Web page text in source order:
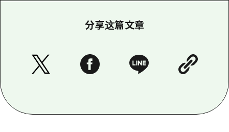
分享这篇文章